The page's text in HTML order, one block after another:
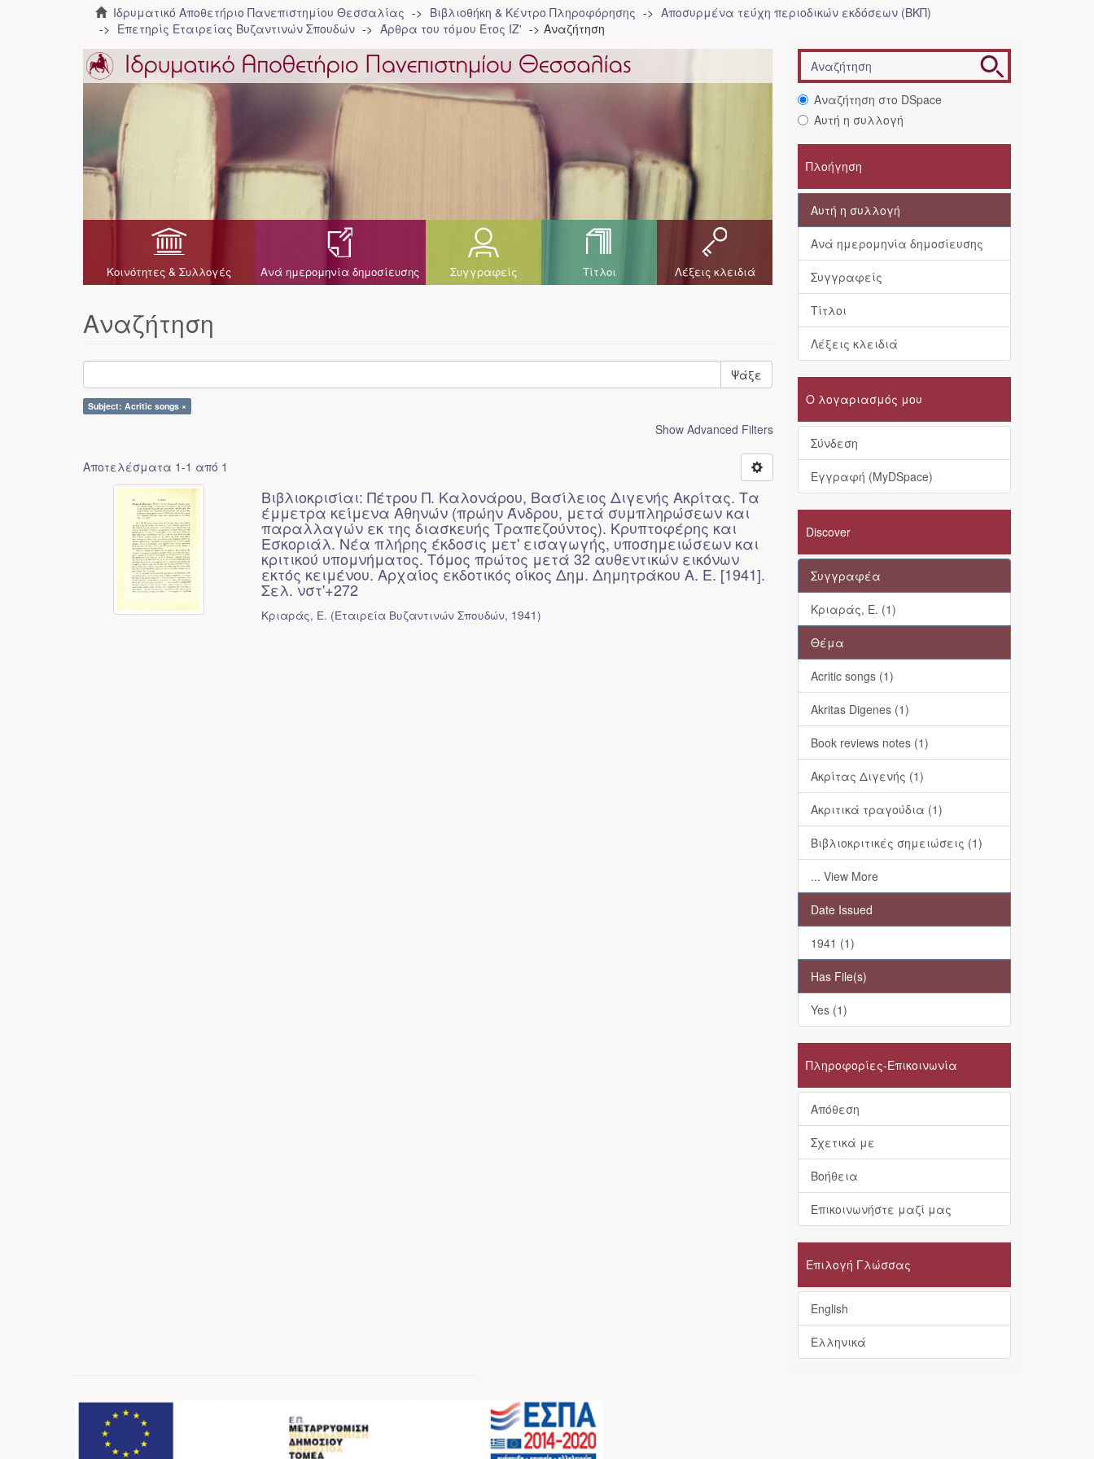
Ιδρυματικό Αποθετήριο Πανεπιστημίου Θεσσαλίας Βιβλιοθήκη & Κέντρο Πληροφόρησης
Αποσυρμένα τεύχη περιοδικών εκδόσεων (ΒΚΠ)
Επετηρίς Εταιρείας Βυζαντινών Σπουδών
Άρθρα του τόμου Έτος ΙΖ' Αναζήτηση
Κοινότητες & Συλλογές Ανά ημερομηνία δημοσίευσης Συγγραφείς Τίτλοι Λέξεις κλειδιά
Αναζήτηση
Ψάξε
Subject: Acritic songs ×
Show Advanced Filters
Αποτελέσματα 1-1 από 1
Βιβλιοκρισίαι: Πέτρου Π. Καλονάρου, Βασίλειος Διγενής Ακρίτας. Τα
έμμετρα κείμενα Αθηνών (πρώην Άνδρου, μετά συμπληρώσεων και
παραλλαγών εκ της διασκευής Τραπεζούντος). Κρυπτοφέρης και
Εσκοριάλ. Νέα πλήρης έκδοσις μετ' εισαγωγής, υποσημειώσεων και
κριτικού υπομνήματος. Τόμος πρώτος μετά 32 αυθεντικών εικόνων
εκτός κειμένου. Αρχαίος εκδοτικός οίκος Δημ. Δημητράκου A. Ε. [1941].
Σελ. νστ'+272
Κριαράς, Ε. (Εταιρεία Βυζαντινών Σπουδών, 1941)
Αναζήτηση στο DSpace
Αυτή η συλλογή
Πλοήγηση
Αυτή η συλλογή
Ανά ημερομηνία δημοσίευσης
Συγγραφείς
Τίτλοι
Λέξεις κλειδιά
Ο λογαριασμός μου
Σύνδεση
Εγγραφή (MyDSpace)
Discover
Συγγραφέα
Κριαράς, Ε. (1)
Θέμα
Acritic songs (1)
Akritas Digenes (1)
Book reviews notes (1)
Ακρίτας Διγενής (1)
Ακριτικά τραγούδια (1)
Βιβλιοκριτικές σημειώσεις (1)
... View More
Date Issued
1941 (1)
Has File(s)
Yes (1)
Πληροφορίες-Επικοινωνία
Απόθεση
Σχετικά με
Βοήθεια
Επικοινωνήστε μαζί μας
Επιλογή Γλώσσας
English
Ελληνικά